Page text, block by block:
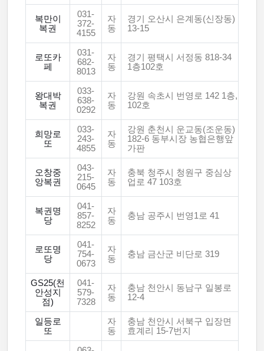
복만이
복권
031-
372-
4155
자
동
경기 오산시 은계동(신장동)
13-15
로또카
페
031-
682-
8013
자
동
경기 평택시 서정동 818-34
1층102호
왕대박
복권
033-
638-
0292
자
동
강원 속초시 번영로 142 1층,
102호
희망로
또
033-
243-
4855
자
동
강원 춘천시 운교동(조운동)
182-6 동부시장 농협은행앞
가판
오창중
앙복권
043-
215-
0645
자
동
충북 청주시 청원구 중심상
업로 47 103호
복권명
당
041-
857-
8252
자
동
충남 공주시 번영1로 41
로또명
당
041-
754-
0673
자
동
충남 금산군 비단로 319
GS25(천
안성지
점)
041-
579-
7328
자
동
충남 천안시 동남구 일봉로
12-4
일등로
또
자
동
충남 천안시 서북구 입장면
효계리 15-7번지